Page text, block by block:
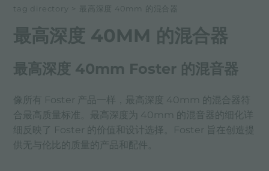
tag directory > 最高深度 40mm 的混合器
最高深度 40MM 的混合器
最高深度 40mm Foster 的混音器
像所有 Foster 产品一样，最高深度 40mm 的混合器符
合最高质量标准。最高深度为 40mm 的混音器的细化详
细反映了 Foster 的价值和设计选择。Foster 旨在创造提
供无与伦比的质量的产品和配件。